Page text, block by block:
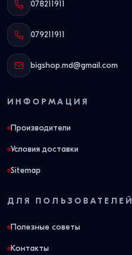
078211911
079211911
bigshop.md@gmail.com
ИНФОРМАЦИЯ
Производители
Условия доставки
Sitemap
ДЛЯ ПОЛЬЗОВАТЕЛЕЙ
Полезные советы
Контакты